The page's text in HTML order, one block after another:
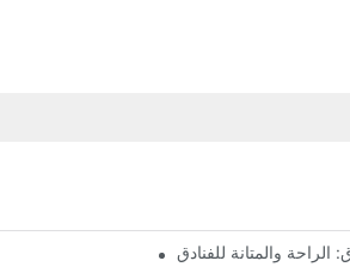
والمتانة للفنادق